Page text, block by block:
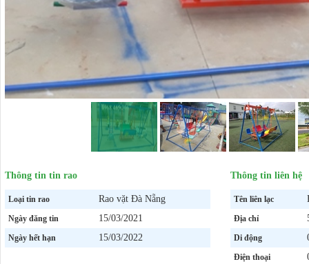
Thông tin tin rao
Loại tin rao Rao vặt Đà Nẵng
Ngày đăng tin 15/03/2021
Ngày hết hạn 15/03/2022
Thông tin liên hệ
Tên liên lạc
Địa chỉ
Di động
Điện thoại